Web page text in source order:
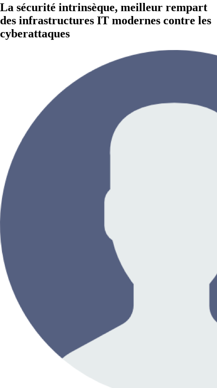
La sécurité intrinsèque, meilleur rempart
des infrastructures IT modernes contre les
cyberattaques